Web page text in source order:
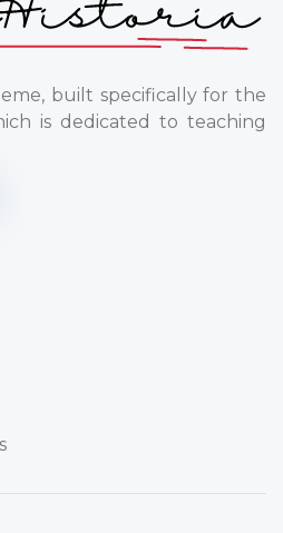
built specifically for the
is dedicated to teaching